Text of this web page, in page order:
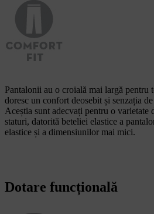
Pantalonii au o croială mai largă pentru
doresc un confort deosebit și senzația
Aceștia sunt adecvați pentru o varietate
staturi, datorită beteliei elastice a
elastice și a dimensiunilor mai mici.
Dotare funcțională